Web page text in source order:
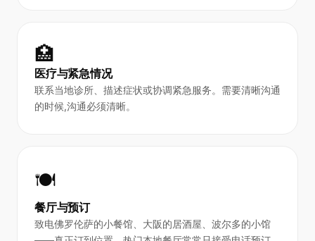
🏥
医疗与紧急情况
联系当地诊所、描述症状或协调紧急服务。需要清晰沟通
的时候,沟通必须清晰。
🍽️
餐厅与预订
致电佛罗伦萨的小餐馆、大阪的居酒屋、波尔多的小馆